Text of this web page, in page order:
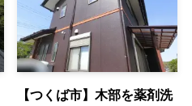
【つくば市】木部を薬剤洗